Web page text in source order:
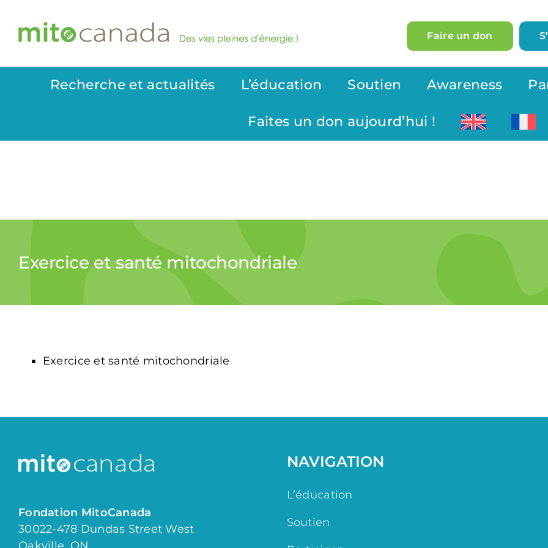
content
Faire un don
Recherche et actualités L’éducation Soutien Awareness
Faites un don aujourd’hui !
Exercice et santé mitochondriale
Exercice et santé mitochondriale
Fondation MitoCanada
30022-478 Dundas Street West
NAVIGATION
L’éducation
Soutien